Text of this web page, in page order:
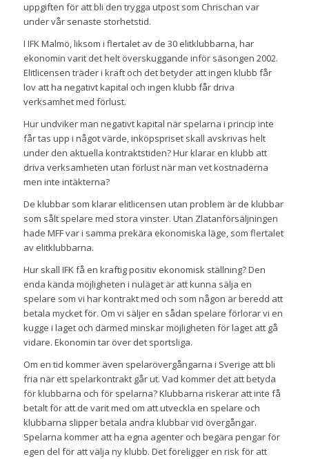
uppgiften för att bli den trygga utpost som Chrischan var
under vår senaste storhetstid.
I IFK Malmö, liksom i flertalet av de 30 elitklubbarna, har
ekonomin varit det helt överskuggande inför säsongen 2002.
Elitlicensen träder i kraft och det betyder att ingen klubb får
lov att ha negativt kapital och ingen klubb får driva
verksamhet med förlust.
Hur undviker man negativt kapital när spelarna i princip inte
får tas upp i något värde, inköpspriset skall avskrivas helt
under den aktuella kontraktstiden? Hur klarar en klubb att
driva verksamheten utan förlust när man vet kostnaderna
men inte intäkterna?
De klubbar som klarar elitlicensen utan problem är de klubbar
som sålt spelare med stora vinster. Utan Zlatanförsäljningen
hade MFF var i samma prekära ekonomiska läge, som flertalet
av elitklubbarna.
Hur skall IFK få en kraftig positiv ekonomisk ställning? Den
enda kända möjligheten i nuläget är att kunna sälja en
spelare som vi har kontrakt med och som någon är beredd att
betala mycket för. Om vi säljer en sådan spelare förlorar vi en
kugge i laget och därmed minskar möjligheten för laget att gå
vidare. Ekonomin tar över det sportsliga.
Om en tid kommer även spelarövergångarna i Sverige att bli
fria när ett spelarkontrakt går ut. Vad kommer det att betyda
för klubbarna och för spelarna? Klubbarna riskerar att inte få
betalt för att de varit med om att utveckla en spelare och
klubbarna slipper betala andra klubbar vid övergångar.
Spelarna kommer att ha egna agenter och begära pengar för
egen del för att välja ny klubb. Det föreligger en risk för att